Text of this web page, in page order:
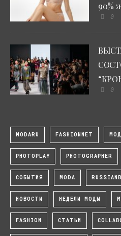
90%
0
0
MODARU FASHIONNET
PHOTOPLAY PHOTOGRAPHER
СОБЫТИЯ MODA
НОВОСТИ НЕДЕЛИ МОДЫ
FASHION СТАТЬИ